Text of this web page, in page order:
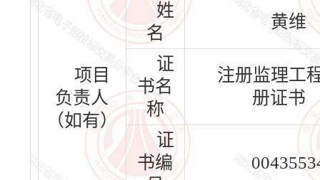
项目
负责人
（如有）
姓
名
黄维
证
书名
称
注册监理工
册证书
证
书编